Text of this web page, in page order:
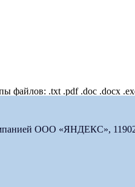
файлов: .txt .pdf .doc .docx
ООО «ЯНДЕКС»,